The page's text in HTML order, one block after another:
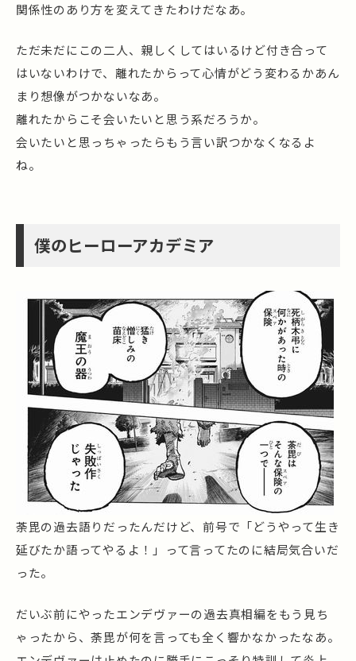
関係性のあり方を変えてきたわけだなあ。
ただ未だにこの二人、親しくしてはいるけど付き合って
はいないわけで、離れたからって心情がどう変わるかあん
まり想像がつかないなあ。
離れたからこそ会いたいと思う系だろうか。
会いたいと思っちゃったらもう言い訳つかなくなるよ
ね。
僕のヒーローアカデミア
荼毘の過去語りだったんだけど、前号で「どうやって生き
延びたか語ってやるよ！」って言ってたのに結局気合いだ
った。
だいぶ前にやったエンデヴァーの過去真相編をもう見ち
ゃったから、荼毘が何を言っても全く響かなかったなあ。